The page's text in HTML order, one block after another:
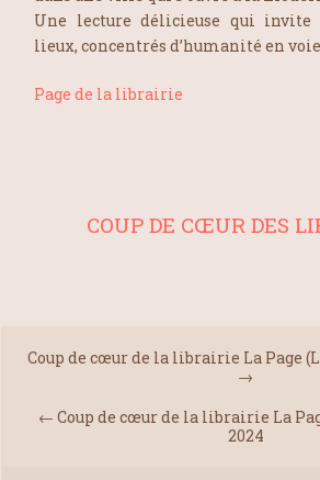
Une lecture délicieuse qui invite
lieux, concentrés d’humanité en
Page de la librairie
COUP DE CŒUR DES
Coup de cœur de la librairie La Page
→
← Coup de cœur de la librairie La
2024